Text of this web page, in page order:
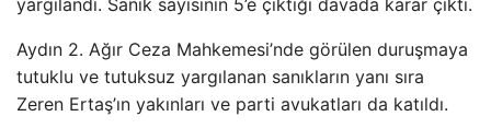
yargılandı. Sanık sayısının 5’e çıktığı davada karar çıktı.
Aydın 2. Ağır Ceza Mahkemesi’nde görülen duruşmaya
tutuklu ve tutuksuz yargılanan sanıkların yanı sıra
Zeren Ertaş’ın yakınları ve parti avukatları da katıldı.